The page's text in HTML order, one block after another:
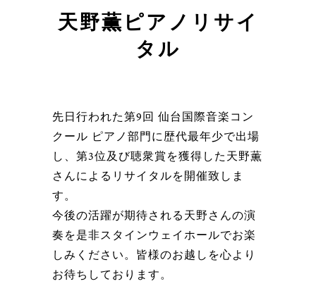
天野薫ピアノリサイ
タル
先日行われた第9回 仙台国際音楽コン
クール ピアノ部門に歴代最年少で出場
し、第3位及び聴衆賞を獲得した天野薫
さんによるリサイタルを開催致しま
す。
今後の活躍が期待される天野さんの演
奏を是非スタインウェイホールでお楽
しみください。皆様のお越しを心より
お待ちしております。